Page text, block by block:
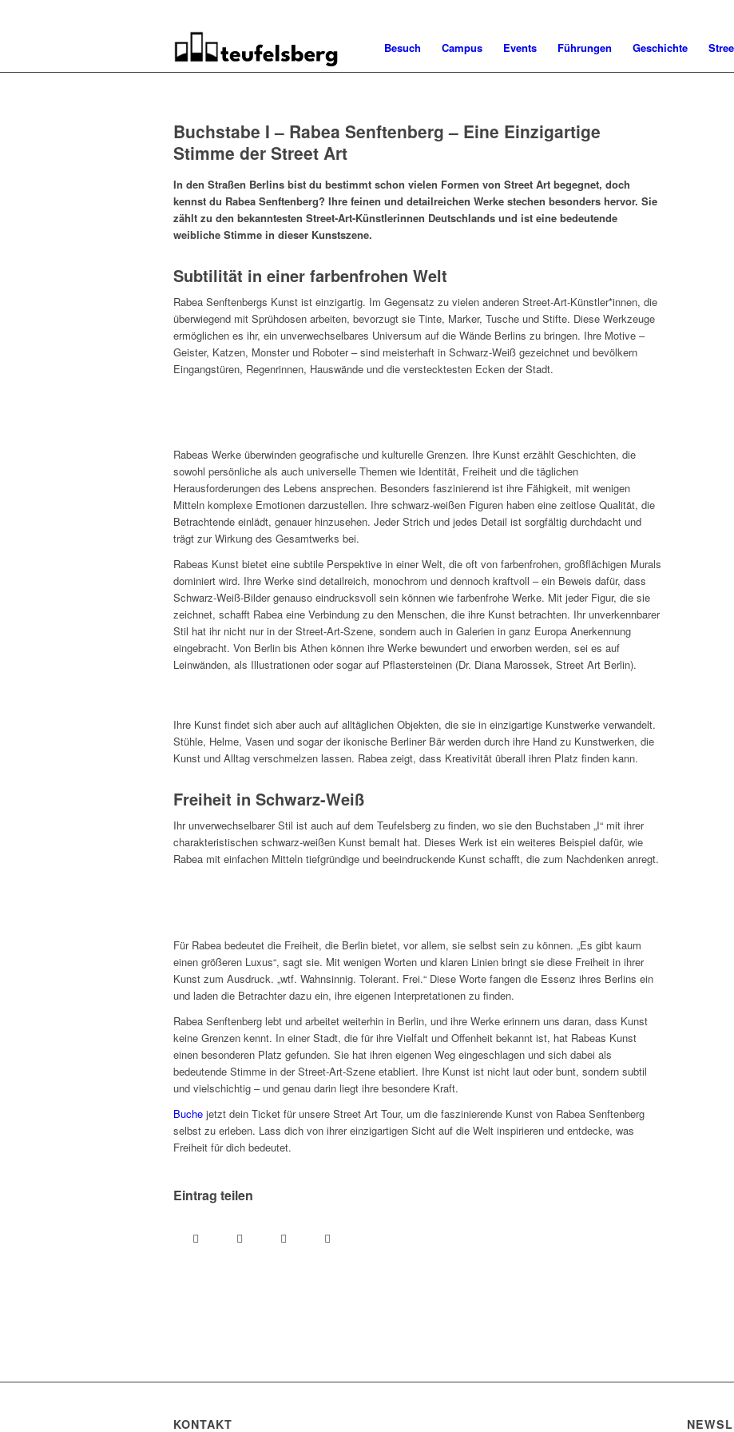
Besuch Campus Events Führungen Geschichte
Buchstabe I – Rabea Senftenberg – Eine Einzigartige
Stimme der Street Art
In den Straßen Berlins bist du bestimmt schon vielen Formen von Street Art begegnet, doch
kennst du Rabea Senftenberg? Ihre feinen und detailreichen Werke stechen besonders hervor. Sie
zählt zu den bekanntesten Street-Art-Künstlerinnen Deutschlands und ist eine bedeutende
weibliche Stimme in dieser Kunstszene.
Subtilität in einer farbenfrohen Welt
Rabea Senftenbergs Kunst ist einzigartig. Im Gegensatz zu vielen anderen Street-Art-Künstler*innen, die
überwiegend mit Sprühdosen arbeiten, bevorzugt sie Tinte, Marker, Tusche und Stifte. Diese Werkzeuge
ermöglichen es ihr, ein unverwechselbares Universum auf die Wände Berlins zu bringen. Ihre Motive –
Geister, Katzen, Monster und Roboter – sind meisterhaft in Schwarz-Weiß gezeichnet und bevölkern
Eingangstüren, Regenrinnen, Hauswände und die verstecktesten Ecken der Stadt.
Rabeas Werke überwinden geografische und kulturelle Grenzen. Ihre Kunst erzählt Geschichten, die
sowohl persönliche als auch universelle Themen wie Identität, Freiheit und die täglichen
Herausforderungen des Lebens ansprechen. Besonders faszinierend ist ihre Fähigkeit, mit wenigen
Mitteln komplexe Emotionen darzustellen. Ihre schwarz-weißen Figuren haben eine zeitlose Qualität, die
Betrachtende einlädt, genauer hinzusehen. Jeder Strich und jedes Detail ist sorgfältig durchdacht und
trägt zur Wirkung des Gesamtwerks bei.
Rabeas Kunst bietet eine subtile Perspektive in einer Welt, die oft von farbenfrohen, großflächigen Murals
dominiert wird. Ihre Werke sind detailreich, monochrom und dennoch kraftvoll – ein Beweis dafür, dass
Schwarz-Weiß-Bilder genauso eindrucksvoll sein können wie farbenfrohe Werke. Mit jeder Figur, die sie
zeichnet, schafft Rabea eine Verbindung zu den Menschen, die ihre Kunst betrachten. Ihr unverkennbarer
Stil hat ihr nicht nur in der Street-Art-Szene, sondern auch in Galerien in ganz Europa Anerkennung
eingebracht. Von Berlin bis Athen können ihre Werke bewundert und erworben werden, sei es auf
Leinwänden, als Illustrationen oder sogar auf Pflastersteinen (Dr. Diana Marossek, Street Art Berlin).
Ihre Kunst findet sich aber auch auf alltäglichen Objekten, die sie in einzigartige Kunstwerke verwandelt.
Stühle, Helme, Vasen und sogar der ikonische Berliner Bär werden durch ihre Hand zu Kunstwerken, die
Kunst und Alltag verschmelzen lassen. Rabea zeigt, dass Kreativität überall ihren Platz finden kann.
Freiheit in Schwarz-Weiß
Ihr unverwechselbarer Stil ist auch auf dem Teufelsberg zu finden, wo sie den Buchstaben „I“ mit ihrer
charakteristischen schwarz-weißen Kunst bemalt hat. Dieses Werk ist ein weiteres Beispiel dafür, wie
Rabea mit einfachen Mitteln tiefgründige und beeindruckende Kunst schafft, die zum Nachdenken anregt.
Für Rabea bedeutet die Freiheit, die Berlin bietet, vor allem, sie selbst sein zu können. „Es gibt kaum
einen größeren Luxus“, sagt sie. Mit wenigen Worten und klaren Linien bringt sie diese Freiheit in ihrer
Kunst zum Ausdruck. „wtf. Wahnsinnig. Tolerant. Frei.“ Diese Worte fangen die Essenz ihres Berlins ein
und laden die Betrachter dazu ein, ihre eigenen Interpretationen zu finden.
Rabea Senftenberg lebt und arbeitet weiterhin in Berlin, und ihre Werke erinnern uns daran, dass Kunst
keine Grenzen kennt. In einer Stadt, die für ihre Vielfalt und Offenheit bekannt ist, hat Rabeas Kunst
einen besonderen Platz gefunden. Sie hat ihren eigenen Weg eingeschlagen und sich dabei als
bedeutende Stimme in der Street-Art-Szene etabliert. Ihre Kunst ist nicht laut oder bunt, sondern subtil
und vielschichtig – und genau darin liegt ihre besondere Kraft.
Buche jetzt dein Ticket für unsere Street Art Tour, um die faszinierende Kunst von Rabea Senftenberg
selbst zu erleben. Lass dich von ihrer einzigartigen Sicht auf die Welt inspirieren und entdecke, was
Freiheit für dich bedeutet.
Eintrag teilen
KONTAKT